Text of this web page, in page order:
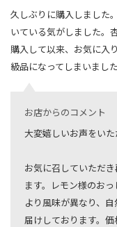
久しぶりに購入しました
いている気がしました。
購入して以来、お気に入
級品になってしまいまし
お店からのコメント
大変嬉しいお声をいた
お気に召していただ
ます。レモン様のお
より風味が異なり、
届けしております。